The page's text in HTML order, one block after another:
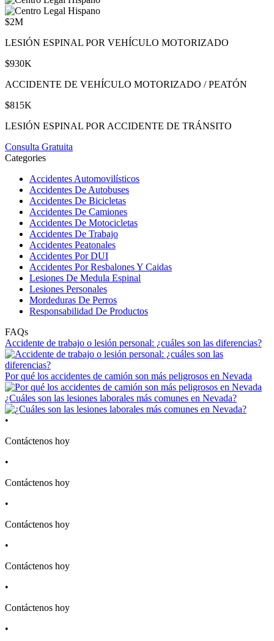
$2M
LESIÓN ESPINAL POR VEHÍCULO MOTORIZADO
$930K
ACCIDENTE DE VEHÍCULO MOTORIZADO / PEATÓN
$815K
LESIÓN ESPINAL POR ACCIDENTE DE TRÁNSITO
Consulta Gratuita
Categories
Accidentes Automovilísticos
Accidentes De Autobuses
Accidentes De Bicicletas
Accidentes De Camiones
Accidentes De Motocicletas
Accidentes De Trabajo
Accidentes Peatonales
Accidentes Por DUI
Accidentes Por Resbalones Y Caidas
Lesiones De Medula Espinal
Lesiones Personales
Mordeduras De Perros
Responsabilidad De Productos
FAQs
Accidente de trabajo o lesión personal: ¿cuáles son las diferencias?
Por qué los accidentes de camión son más peligrosos en Nevada
¿Cuáles son las lesiones laborales más comunes en Nevada?
•
Contáctenos hoy
•
Contáctenos hoy
•
Contáctenos hoy
•
Contáctenos hoy
•
Contáctenos hoy
•